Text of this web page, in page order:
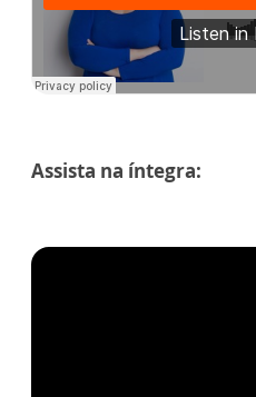
Assista na íntegra: